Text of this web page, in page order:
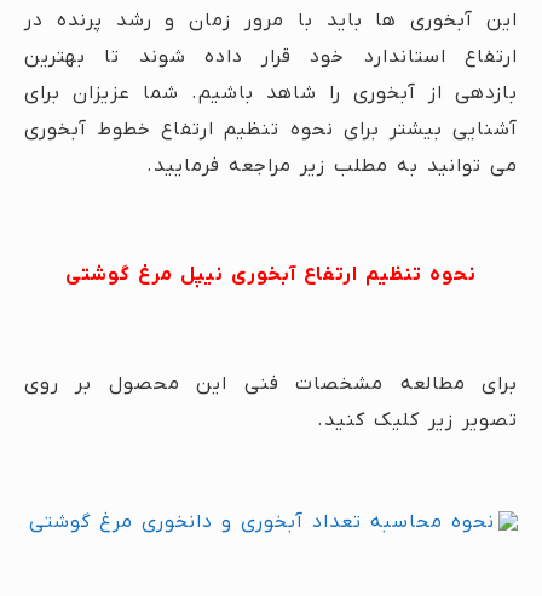
این آبخوری ها باید با مرور زمان و رشد پرنده در
ارتفاع استاندارد خود قرار داده شوند تا بهترین
بازدهی از آبخوری را شاهد باشیم. شما عزیزان برای
آشنایی بیشتر برای نحوه تنظیم ارتفاع خطوط آبخوری
می توانید به مطلب زیر مراجعه فرمایید.
نحوه تنظیم ارتفاع آبخوری نیپل مرغ گوشتی
برای مطالعه مشخصات فنی این محصول بر روی
تصویر زیر کلیک کنید.